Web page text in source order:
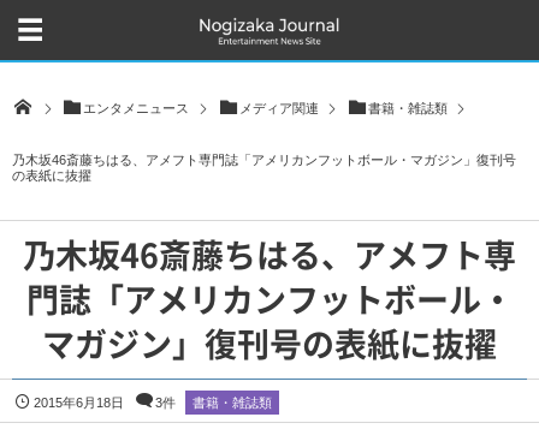
エンタメニュース メディア関連 書籍・雑誌類
乃木坂46斎藤ちはる、アメフト専門誌「アメリカンフットボール・マガジン」復刊号
の表紙に抜擢
乃木坂46斎藤ちはる、アメフト専
門誌「アメリカンフットボール・
マガジン」復刊号の表紙に抜擢
2015年6月18日 3件 書籍・雑誌類